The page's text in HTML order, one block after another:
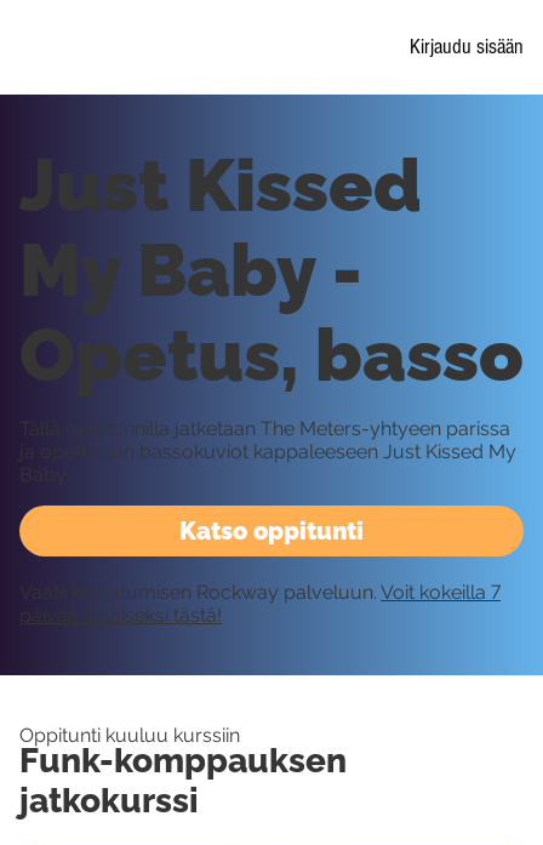
Kirjaudu sisään
Katso oppitunti
Just Kissed
My Baby -
Opetus, basso
Tällä oppitunnilla jatketaan The Meters-yhtyeen parissa
ja opetellaan bassokuviot kappaleeseen Just Kissed My
Baby.
Vaatii kirjautumisen Rockway palveluun. Voit kokeilla 7
päivää ilmaiseksi tästä!
Oppitunti kuuluu kurssiin
Funk-komppauksen
jatkokurssi